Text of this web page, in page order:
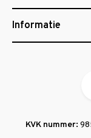
Informatie
KVK nummer: